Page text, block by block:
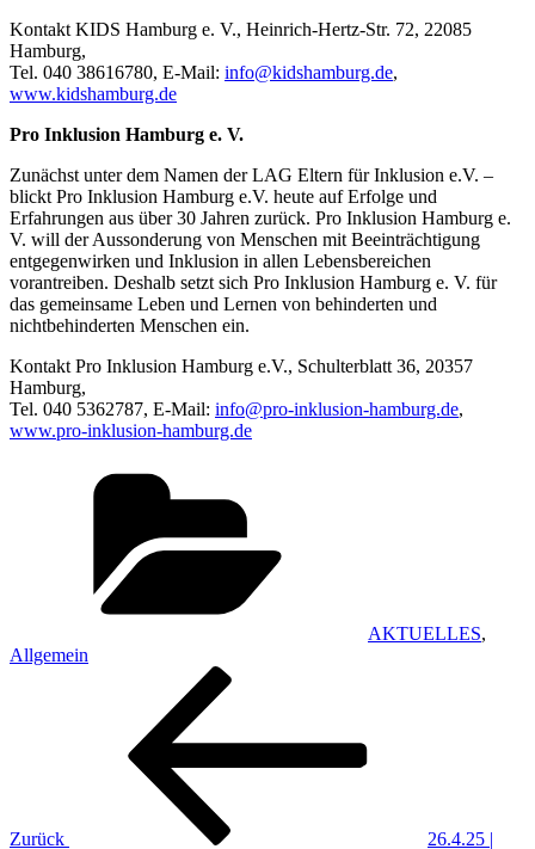
Kontakt KIDS Hamburg e. V., Heinrich-Hertz-Str. 72, 22085
Hamburg,
Tel. 040 38616780, E-Mail: info@kidshamburg.de,
www.kidshamburg.de
Pro Inklusion Hamburg e. V.
Zunächst unter dem Namen der LAG Eltern für Inklusion e.V. –
blickt Pro Inklusion Hamburg e.V. heute auf Erfolge und
Erfahrungen aus über 30 Jahren zurück. Pro Inklusion Hamburg e.
V. will der Aussonderung von Menschen mit Beeinträchtigung
entgegenwirken und Inklusion in allen Lebensbereichen
vorantreiben. Deshalb setzt sich Pro Inklusion Hamburg e. V. für
das gemeinsame Leben und Lernen von behinderten und
nichtbehinderten Menschen ein.
Kontakt Pro Inklusion Hamburg e.V., Schulterblatt 36, 20357
Hamburg,
Tel. 040 5362787, E-Mail: info@pro-inklusion-hamburg.de,
www.pro-inklusion-hamburg.de
AKTUELLES,
Allgemein
Beitragsnavigation
Zurück 26.4.25 |